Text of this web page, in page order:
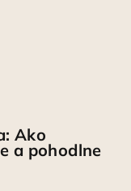
Ako
a pohodlne